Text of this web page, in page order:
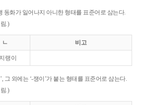
동화가 일어나지 아니한 형태를 표준어로 삼는다.
.)
ㄴ 비고
랭이
그 외에는 ‘-쟁이’가 붙는 형태를 표준어로 삼는다.
.)